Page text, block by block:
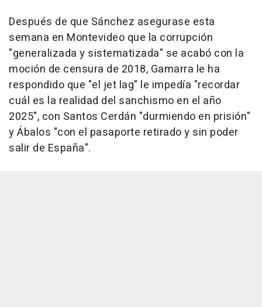
Después de que Sánchez asegurase esta
semana en Montevideo que la corrupción
"generalizada y sistematizada" se acabó con la
moción de censura de 2018, Gamarra le ha
respondido que "el jet lag" le impedía "recordar
cuál es la realidad del sanchismo en el año
2025", con Santos Cerdán "durmiendo en prisión"
y Ábalos "con el pasaporte retirado y sin poder
salir de España".